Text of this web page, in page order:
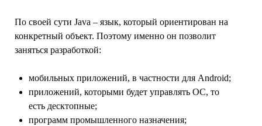
По своей сути Java – язык, который ориентирован на
конкретный объект. Поэтому именно он позволит
заняться разработкой:
мобильных приложений, в частности для Android;
приложений, которыми будет управлять ОС, то
есть десктопные;
программ промышленного назначения;